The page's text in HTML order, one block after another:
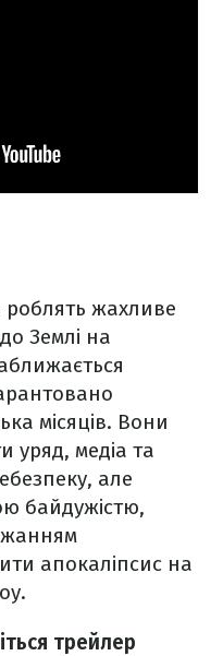
роблять жахливе
Землі на
місяців. Вони
уряд, медіа та
але
байдужістю,
апокаліпсис на
трейлер